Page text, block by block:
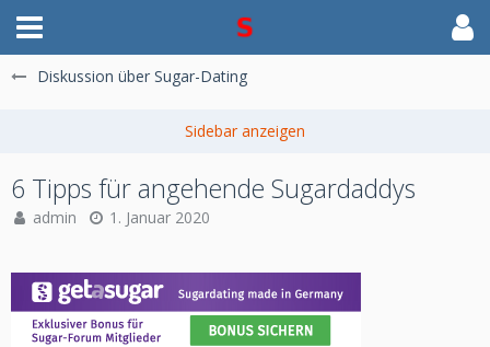
Diskussion über Sugar-Dating
6 Tipps für angehende Sugardaddys
admin 1. Januar 2020